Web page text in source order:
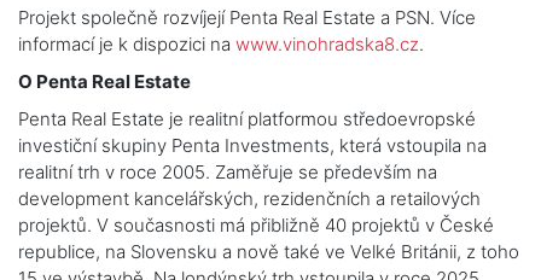
Projekt společně rozvíjejí Penta Real Estate a PSN. Více
informací je k dispozici na www.vinohradska8.cz.
O Penta Real Estate
Penta Real Estate je realitní platformou středoevropské
investiční skupiny Penta Investments, která vstoupila na
realitní trh v roce 2005. Zaměřuje se především na
development kancelářských, rezidenčních a retailových
projektů. V současnosti má přibližně 40 projektů v České
republice, na Slovensku a nově také ve Velké Británii, z toho